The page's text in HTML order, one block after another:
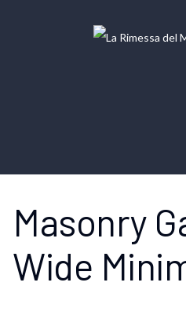
Masonry
Wide